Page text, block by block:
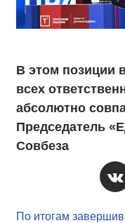
В этом позиции
всех
абсолютно
Председатель
Совбеза
По итогам